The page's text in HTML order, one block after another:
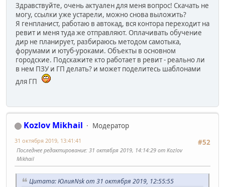
Здравствуйте, очень актуален для меня вопрос! Скачать не
могу, ссылки уже устарели, можно снова выложить?
Я генпланист, работаю в автокад, вся контора переходит на
ревит и меня туда же отправляют. Оплачивать обучение
дир не планирует, разбираюсь методом самотыка,
форумами и ютуб-уроками. Объекты в основном
городские. Подскажите кто работает в ревит - реально ли
в нем ПЗУ и ГП делать? и может поделитесь шаблонами
для ГП
Kozlov Mikhail
Модератор
#52
31 октября 2019, 13:41:41
Последнее редактирование: 31 октября 2019, 14:14:29 от Kozlov
Mikhail
Цитата: ЮлияNsk от 31 октября 2019, 12:55:55